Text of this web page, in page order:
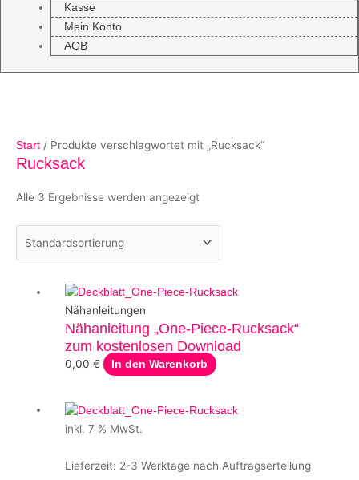
Kasse
Mein Konto
AGB
Start / Produkte verschlagwortet mit „Rucksack“
Rucksack
Alle 3 Ergebnisse werden angezeigt
Nähanleitungen
Nähanleitung „One-Piece-Rucksack“
zum kostenlosen Download
0,00€ In den Warenkorb
inkl. 7 % MwSt.
Lieferzeit: 2-3 Werktage nach Auftragserteilung